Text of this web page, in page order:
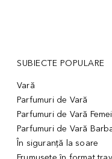
SUBIECTE POPULARE
Vară
Parfumuri de Vară
Parfumuri de Vară Femei
Parfumuri de Vară
În siguranță la soare